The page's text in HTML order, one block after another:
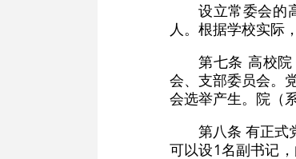
设立常委会的
人。根据学校实际
第七条 高校
会、支部委员会。
会选举产生。院（
第八条 有正式
可以设1名副书记